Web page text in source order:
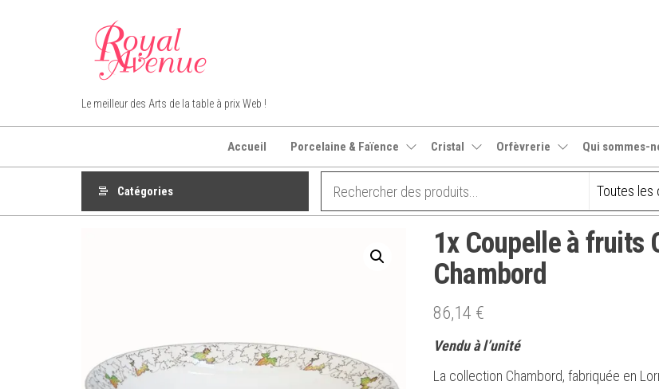
Royal Avenue
Le meilleur des Arts de la table à prix Web !
Accueil Porcelaine & Faïence Cristal Orfèvrerie Qui sommes-
Catégories
1x Coupelle à fruits
Chambord
86,14 €
Vendu à l’unité
La collection Chambord, fabriquée en